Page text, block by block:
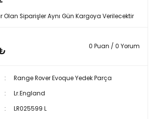
Olan Siparişler Aynı Gün Kargoya Verilecektir
0 Puan / 0 Yorum
Range Rover Evoque Yedek Parça
Lr.England
LR025599 L